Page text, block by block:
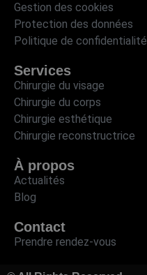
Gestion des cookies
Protection des données
Politique de confidentialité
Services
Chirurgie du visage
Chirurgie du corps
Chirurgie esthétique
Chirurgie reconstructrice
À propos
Actualités
Blog
Contact
Prendre rendez-vous